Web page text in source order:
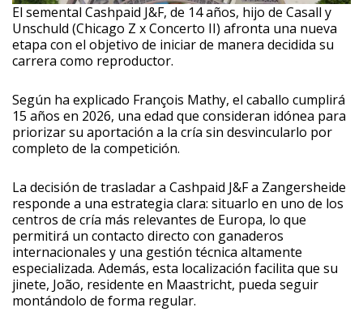
El semental Cashpaid J&F, de 14 años, hijo de Casall y
Unschuld (Chicago Z x Concerto II) afronta una nueva
etapa con el objetivo de iniciar de manera decidida su
carrera como reproductor.
Según ha explicado François Mathy, el caballo cumplirá
15 años en 2026, una edad que consideran idónea para
priorizar su aportación a la cría sin desvincularlo por
completo de la competición.
La decisión de trasladar a Cashpaid J&F a Zangersheide
responde a una estrategia clara: situarlo en uno de los
centros de cría más relevantes de Europa, lo que
permitirá un contacto directo con ganaderos
internacionales y una gestión técnica altamente
especializada. Además, esta localización facilita que su
jinete, João, residente en Maastricht, pueda seguir
montándolo de forma regular.